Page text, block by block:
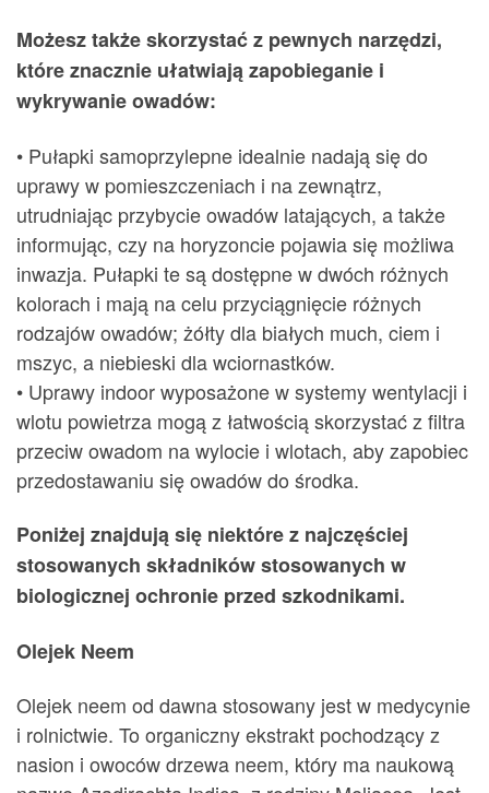
Możesz także skorzystać z pewnych narzędzi,
które znacznie ułatwiają zapobieganie i
wykrywanie owadów:
• Pułapki samoprzylepne idealnie nadają się do
uprawy w pomieszczeniach i na zewnątrz,
utrudniając przybycie owadów latających, a także
informując, czy na horyzoncie pojawia się możliwa
inwazja. Pułapki te są dostępne w dwóch różnych
kolorach i mają na celu przyciągnięcie różnych
rodzajów owadów; żółty dla białych much, ciem i
mszyc, a niebieski dla wciornastków.
• Uprawy indoor wyposażone w systemy wentylacji i
wlotu powietrza mogą z łatwością skorzystać z filtra
przeciw owadom na wylocie i wlotach, aby zapobiec
przedostawaniu się owadów do środka.
Poniżej znajdują się niektóre z najczęściej
stosowanych składników stosowanych w
biologicznej ochronie przed szkodnikami.
Olejek Neem
Olejek neem od dawna stosowany jest w medycynie
i rolnictwie. To organiczny ekstrakt pochodzący z
nasion i owoców drzewa neem, który ma naukową